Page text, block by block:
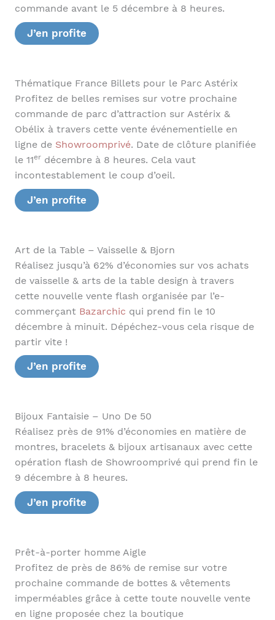
commande avant le 5 décembre à 8 heures.
J’en profite
Thématique France Billets pour le Parc Astérix
Profitez de belles remises sur votre prochaine
commande de parc d’attraction sur Astérix &
Obélix à travers cette vente événementielle en
ligne de Showroomprivé. Date de clôture planifiée
le 11erdécembre à 8 heures. Cela vaut
incontestablement le coup d’oeil.
J’en profite
Art de la Table – Vaisselle & Bjorn
Réalisez jusqu’à 62% d’économies sur vos achats
de vaisselle & arts de la table design à travers
cette nouvelle vente flash organisée par l’e-
commerçant Bazarchic qui prend fin le 10
décembre à minuit. Dépéchez-vous cela risque de
partir vite !
J’en profite
Bijoux Fantaisie – Uno De 50
Réalisez près de 91% d’économies en matière de
montres, bracelets & bijoux artisanaux avec cette
opération flash de Showroomprivé qui prend fin le
9 décembre à 8 heures.
J’en profite
Prêt-à-porter homme Aigle
Profitez de près de 86% de remise sur votre
prochaine commande de bottes & vêtements
imperméables grâce à cette toute nouvelle vente
en ligne proposée chez la boutique